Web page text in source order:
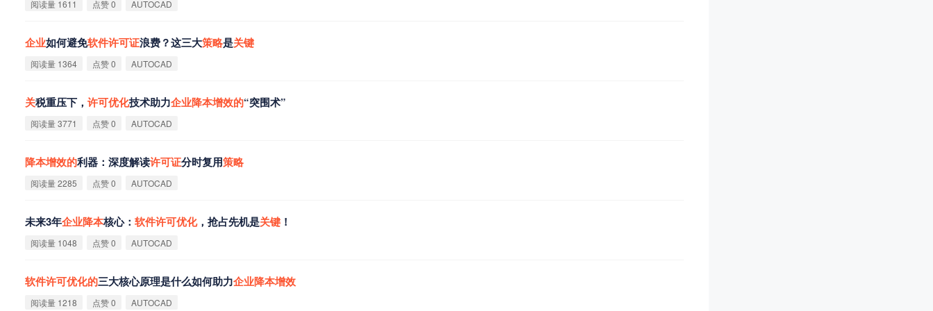
阅读量 1611 点赞 0 AUTOCAD
企业如何避免软件许可证浪费？这三大策略是关键
阅读量 1364 点赞 0 AUTOCAD
关税重压下， 许可优化技术助力企业降本增效的“突围术”
阅读量 3771 点赞 0 AUTOCAD
降本增效的利器：深度解读许可证分时复用策略
阅读量 2285 点赞 0 AUTOCAD
未来3年企业降本核心： 软件许可优化，抢占先机是关键 ！
阅读量 1048 点赞 0 AUTOCAD
软件许可优化的三大核心原理是什么如何助力企业降本增效
阅读量 1218 点赞 0 AUTOCAD